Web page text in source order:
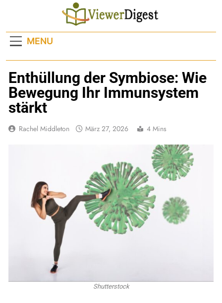
MENU
Enthüllung der Symbiose: Wie
Bewegung Ihr Immunsystem
stärkt
Rachel Middleton März 27, 2026 4 Mins
Shutterstock